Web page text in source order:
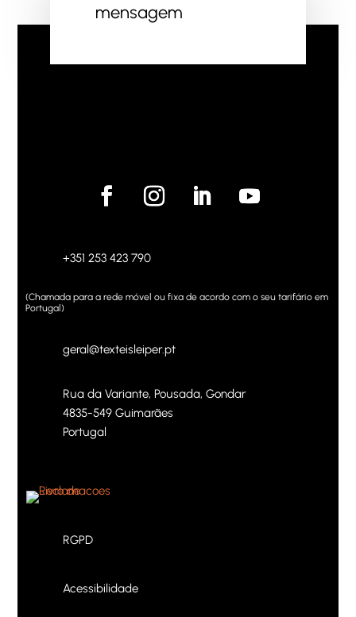
mensagem
+351 253 423 790
(Chamada para a rede móvel ou fixa de acordo com o seu tarifário em
Portugal)
geral@texteisleiper.pt
Rua da Variante, Pousada, Gondar
4835-549 Guimarães
Portugal
RGPD
Acessibilidade